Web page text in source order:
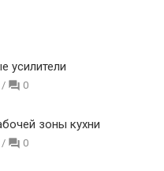
усилители
/ 0
зоны кухни
/ 0